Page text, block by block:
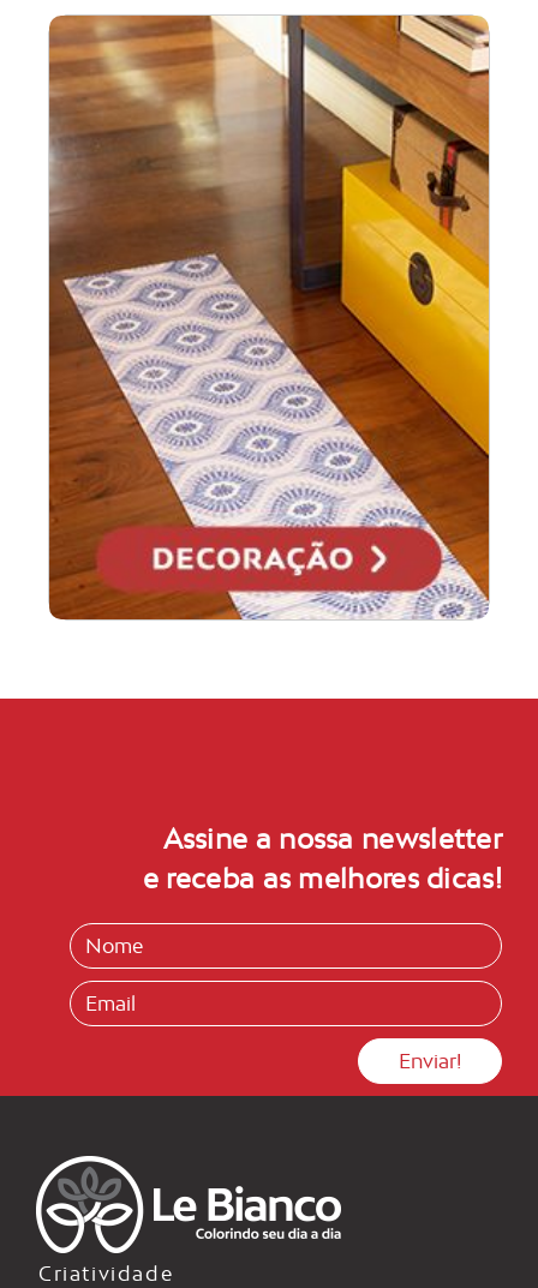
Assine a nossa newsletter
e receba as melhores dicas!
Criatividade